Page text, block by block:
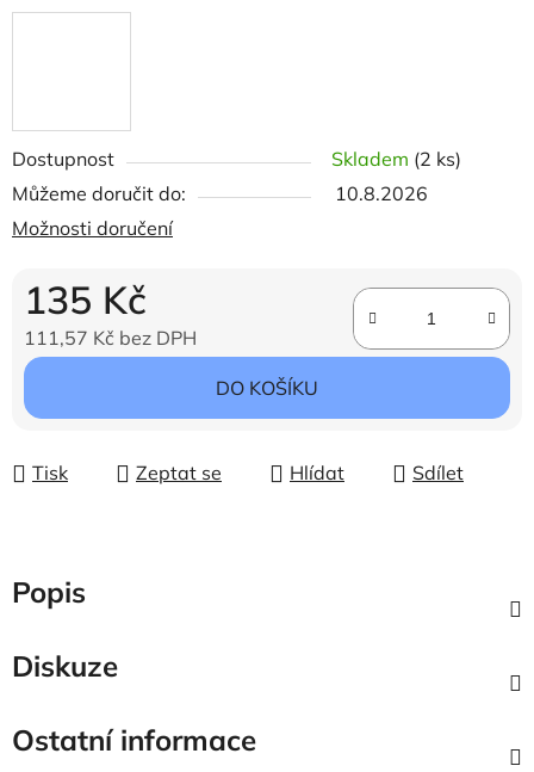
Dostupnost Skladem (2 ks)
Můžeme doručit do:
10.8.2026
Možnosti doručení
135 Kč
111,57 Kč bez DPH
Měrná cena:
DO KOŠÍKU
Tisk Zeptat se Hlídat Sdílet
Popis
Diskuze
Ostatní informace